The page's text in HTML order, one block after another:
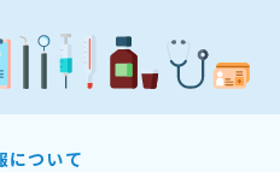
について